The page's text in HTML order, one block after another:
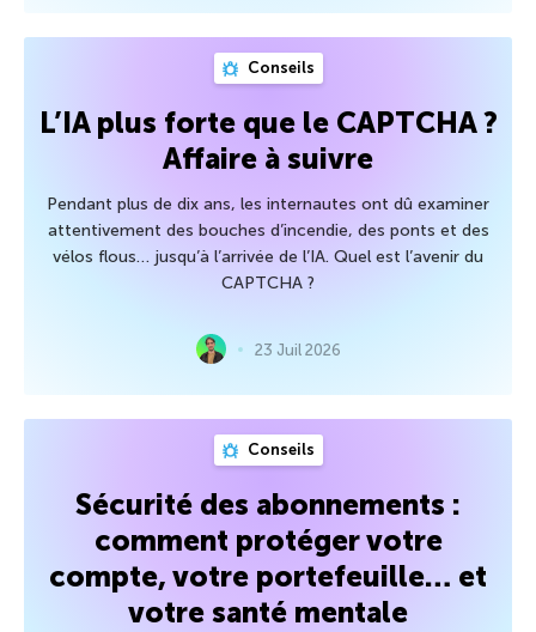
Conseils
L’IA plus forte que le CAPTCHA ?
Affaire à suivre
Pendant plus de dix ans, les internautes ont dû examiner
attentivement des bouches d’incendie, des ponts et des
vélos flous… jusqu’à l’arrivée de l’IA. Quel est l’avenir du
CAPTCHA ?
23 Juil 2026
Conseils
Sécurité des abonnements :
comment protéger votre
compte, votre portefeuille… et
votre santé mentale